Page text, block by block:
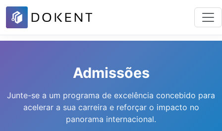
Admissões
Junte-se a um programa de excelência concebido para
acelerar a sua carreira e reforçar o impacto no
panorama internacional.